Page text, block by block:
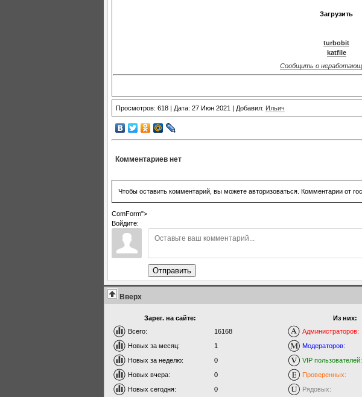
Загрузить
turbobit
katfile
Сообщить о
Просмотров: 618 | Дата: 27 Июн 2021 | Добавил: Ильич
Комментариев нет
Чтобы оставить комментарий, вы можете авторизоваться. Комментарии от
ComForm">
Войдите:
Отправить
Вверх
Зарег. на сайте:
Всего:
16168
Новых за месяц:
1
Новых за неделю:
0
Новых вчера:
0
Новых сегодня:
0
Из них:
Администраторов:
Модераторов:
VIP пользователей:
Проверенных:
Рядовых: